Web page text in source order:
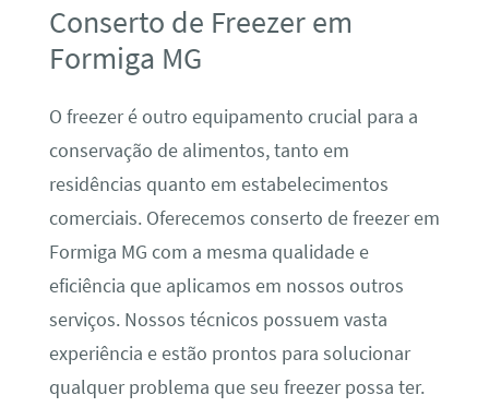
Conserto de Freezer em
Formiga MG
O freezer é outro equipamento crucial para a
conservação de alimentos, tanto em
residências quanto em estabelecimentos
comerciais. Oferecemos conserto de freezer em
Formiga MG com a mesma qualidade e
eficiência que aplicamos em nossos outros
serviços. Nossos técnicos possuem vasta
experiência e estão prontos para solucionar
qualquer problema que seu freezer possa ter.